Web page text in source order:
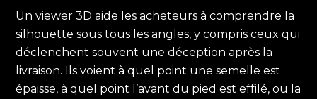
Un viewer 3D aide les acheteurs à comprendre la
silhouette sous tous les angles, y compris ceux qui
déclenchent souvent une déception après la
livraison. Ils voient à quel point une semelle est
épaisse, à quel point l’avant du pied est effilé, ou la